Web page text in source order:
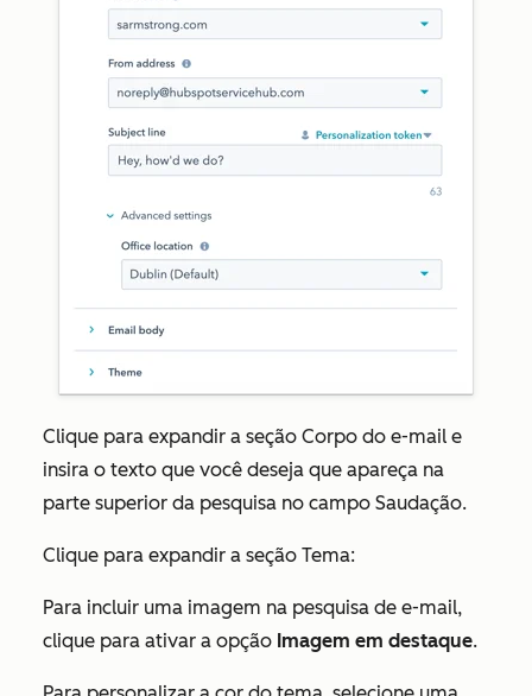
Clique para expandir a seção Corpo do e-mail e
insira o texto que você deseja que apareça na
parte superior da pesquisa no campo Saudação.
Clique para expandir a seção Tema:
Para incluir uma imagem na pesquisa de e-mail,
clique para ativar a opção Imagem em destaque.